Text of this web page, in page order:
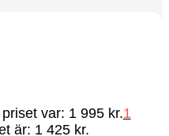
var: 1 995 kr.1
är: 1 425 kr.